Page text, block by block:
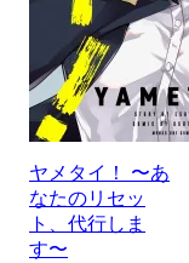
ヤメタイ！ 〜あ
なたのリセッ
ト、代行しま
す〜